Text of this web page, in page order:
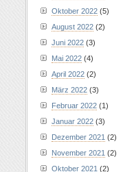
Oktober 2022 (5)
August 2022 (2)
Juni 2022 (3)
Mai 2022 (4)
April 2022 (2)
März 2022 (3)
Februar 2022 (1)
Januar 2022 (3)
Dezember 2021 (2)
November 2021 (2)
Oktober 2021 (2)